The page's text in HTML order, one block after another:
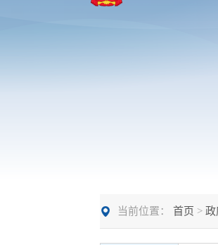
当前位置： 首页 >